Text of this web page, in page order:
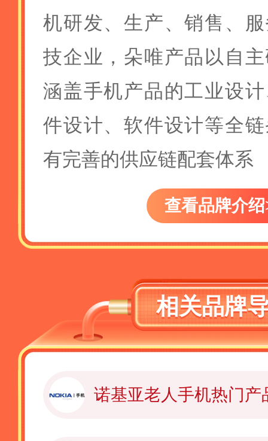
机研发、生产、销售、
技企业，朵唯产品以自
涵盖手机产品的工业设
件设计、软件设计等全
有完善的供应链配套体系
查看品牌介绍
相关品牌
诺基亚老人手机热门产